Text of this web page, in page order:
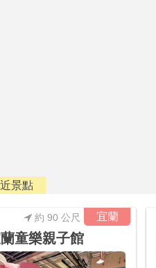
景點
宜蘭
約 90 公尺
童樂親子館